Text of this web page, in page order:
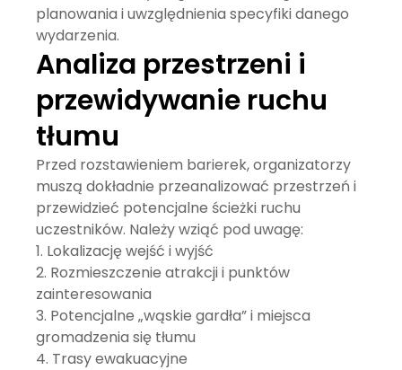
planowania i uwzględnienia specyfiki danego
wydarzenia.
Analiza przestrzeni i
przewidywanie ruchu
tłumu
Przed rozstawieniem barierek, organizatorzy
muszą dokładnie przeanalizować przestrzeń i
przewidzieć potencjalne ścieżki ruchu
uczestników. Należy wziąć pod uwagę:
Lokalizację wejść i wyjść
Rozmieszczenie atrakcji i punktów
zainteresowania
Potencjalne „wąskie gardła” i miejsca
gromadzenia się tłumu
Trasy ewakuacyjne